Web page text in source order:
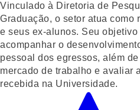
Vinculado à Diretoria de
Graduação, o setor atua como
e seus ex-alunos. Seu
acompanhar o
pessoal dos egressos, além
mercado de trabalho e avaliar
recebida na Universidade.